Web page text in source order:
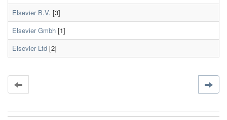
Elsevier B.V. [3]
Elsevier Gmbh [1]
Elsevier Ltd [2]